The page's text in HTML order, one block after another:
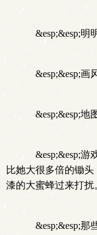
&esp;&esp;明
&esp;&esp;画
&esp;&esp;地
&esp;&esp;游
比她大很多倍的锄
漆的大蜜蜂过来打扰
&esp;&esp;那